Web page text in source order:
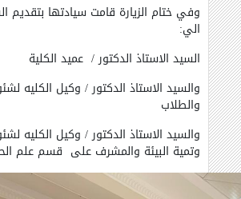
وفي ختام الزيارة قامت سيادتها بتقديم
الي:
السيد الاستاذ الدكتور / عميد الكلية
والسيد الاستاذ الدكتور / وكيل الكليه
والطلاب
والسيد الاستاذ الدكتور / وكيل الكليه
وتمية البيئة والمشرف على قسم علم